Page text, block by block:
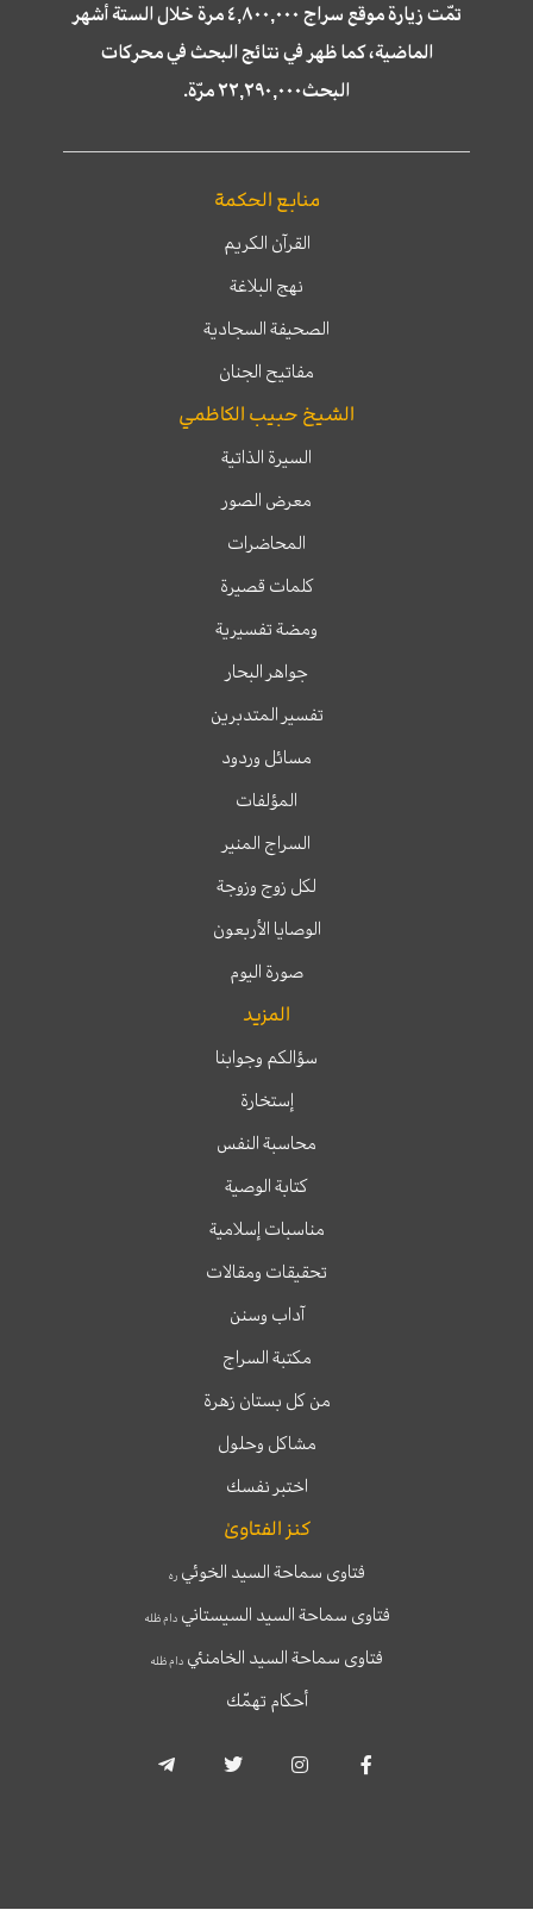
تمّت زيارة موقع سراج ٤,٨٠٠,٠٠٠ مرة خلال الستة أشهر
الماضية، كما ظهر في نتائج البحث في محركات
البحث٢٢,٢٩٠,٠٠٠ مرّة.
منابع الحكمة
القرآن الكريم
نهج البلاغة
الصحيفة السجادية
مفاتيح الجنان
الشيخ حبيب الكاظمي
السيرة الذاتية
معرض الصور
المحاضرات
كلمات قصيرة
ومضة تفسيرية
جواهر البحار
تفسير المتدبرين
مسائل وردود
المؤلفات
السراج المنير
لكل زوج وزوجة
الوصايا الأربعون
صورة اليوم
المزيد
سؤالكم وجوابنا
إستخارة
محاسبة النفس
كتابة الوصية
مناسبات إسلامية
تحقيقات ومقالات
آداب وسنن
مكتبة السراج
من كل بستان زهرة
مشاكل وحلول
اختبر نفسك
كنز الفتاوىٰ
فتاوى سماحة السيد الخوئيره
فتاوى سماحة السيد السيستانيدام ظله
فتاوى سماحة السيد الخامنئي دام ظله
أحكام تهمّك
c
s
i
l